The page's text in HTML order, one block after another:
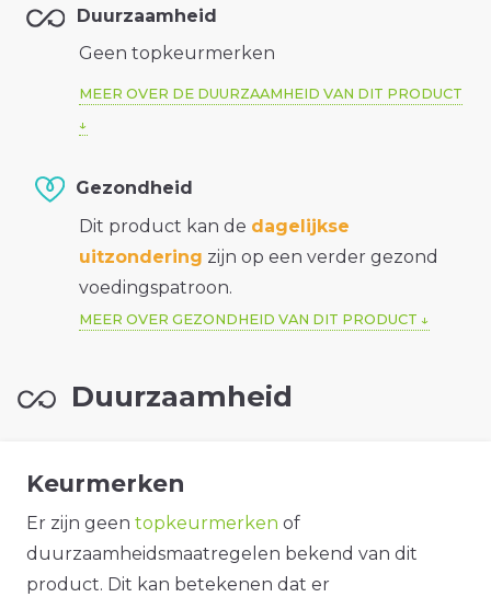
Duurzaamheid
Geen topkeurmerken
MEER OVER DE DUURZAAMHEID VAN DIT PRODUCT
Gezondheid
Dit product kan de dagelijkse
uitzondering zijn op een verder gezond
voedingspatroon.
MEER OVER GEZONDHEID VAN DIT PRODUCT
Duurzaamheid
Keurmerken
Er zijn geen topkeurmerken of
duurzaamheidsmaatregelen bekend van dit
product. Dit kan betekenen dat er